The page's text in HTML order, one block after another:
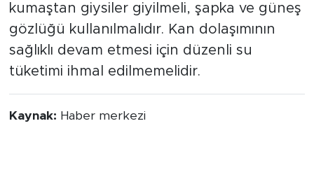
kumaştan giysiler giyilmeli, şapka ve güneş
gözlüğü kullanılmalıdır. Kan dolaşımının
sağlıklı devam etmesi için düzenli su
tüketimi ihmal edilmemelidir.
Kaynak: Haber merkezi